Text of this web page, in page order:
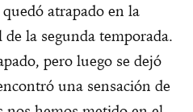
atrapado en la
la segunda temporada.
pero luego se dejó
una sensación de